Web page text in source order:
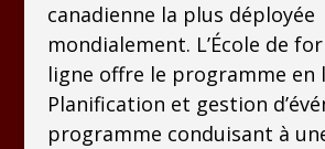
canadienne la plus déployée
mondialement. L’École de
ligne offre le programme en
Planification et gestion
programme conduisant à